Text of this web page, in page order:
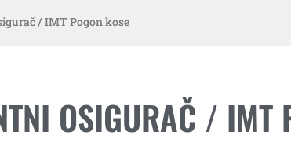
/ IMT Pogon kose
OSIGURAČ / IMT